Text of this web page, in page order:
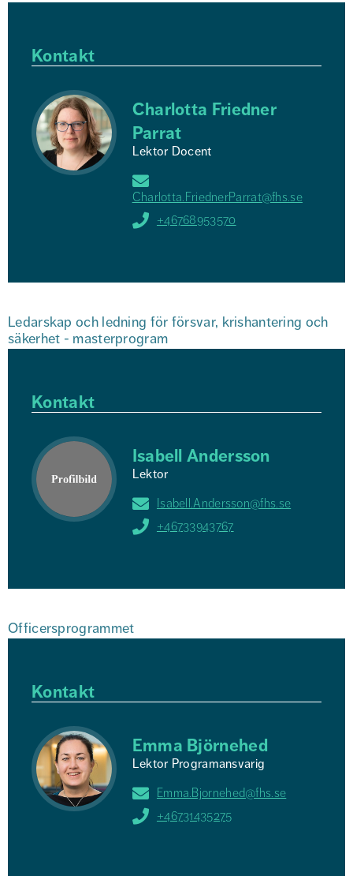
Kontakt
Charlotta Friedner
Parrat
Lektor Docent
Charlotta.FriednerParrat@fhs.se
+46768953570
Ledarskap och ledning för försvar, krishantering och
säkerhet - masterprogram
Kontakt
Isabell Andersson
Lektor
Isabell.Andersson@fhs.se
+46733943767
Officersprogrammet
Kontakt
Emma Björnehed
Lektor Programansvarig
Emma.Bjornehed@fhs.se
+46731435275